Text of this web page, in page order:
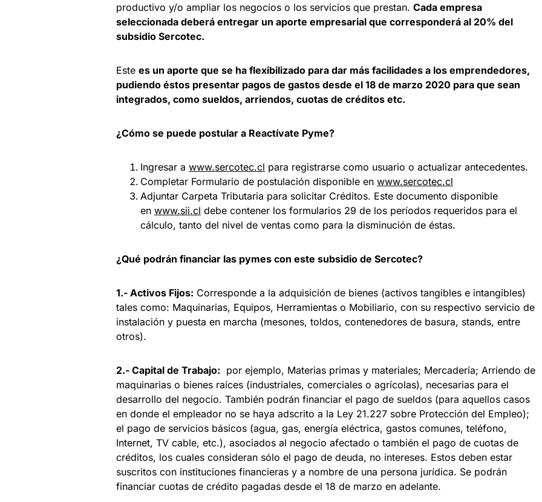
productivo y/o ampliar los negocios o los servicios que prestan. Cada empresa
seleccionada deberá entregar un aporte empresarial que corresponderá al 20% del
subsidio Sercotec.
Este es un aporte que se ha flexibilizado para dar más facilidades a los emprendedores,
pudiendo éstos presentar pagos de gastos desde el 18 de marzo 2020 para que sean
integrados, como sueldos, arriendos, cuotas de créditos etc.
¿Cómo se puede postular a Reactívate Pyme?
Ingresar a www.sercotec.cl para registrarse como usuario o actualizar antecedentes.
Completar Formulario de postulación disponible en www.sercotec.cl
Adjuntar Carpeta Tributaria para solicitar Créditos. Este documento disponible
en www.sii.cl debe contener los formularios 29 de los períodos requeridos para el
cálculo, tanto del nivel de ventas como para la disminución de éstas.
¿Qué podrán financiar las pymes con este subsidio de Sercotec?
1.- Activos Fijos: Corresponde a la adquisición de bienes (activos tangibles e intangibles)
tales como: Maquinarias, Equipos, Herramientas o Mobiliario, con su respectivo servicio de
instalación y puesta en marcha (mesones, toldos, contenedores de basura, stands, entre
otros).
2.- Capital de Trabajo: por ejemplo, Materias primas y materiales; Mercadería; Arriendo de
maquinarias o bienes raíces (industriales, comerciales o agrícolas), necesarias para el
desarrollo del negocio. También podrán financiar el pago de sueldos (para aquellos casos
en donde el empleador no se haya adscrito a la Ley 21.227 sobre Protección del Empleo);
el pago de servicios básicos (agua, gas, energía eléctrica, gastos comunes, teléfono,
Internet, TV cable, etc.), asociados al negocio afectado o también el pago de cuotas de
créditos, los cuales consideran sólo el pago de deuda, no intereses. Estos deben estar
suscritos con instituciones financieras y a nombre de una persona jurídica. Se podrán
financiar cuotas de crédito pagadas desde el 18 de marzo en adelante.